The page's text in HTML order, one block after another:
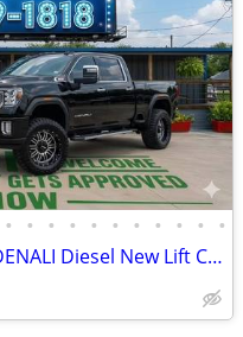
• • • • • • • • • • •
🛻2023 GMC SIERRA 2500HD DENALI Diesel New Lift Custom Packg